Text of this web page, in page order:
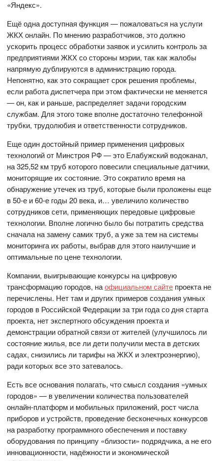
«Яндекс».
Ещё одна доступная функция — пожаловаться на услуги
ЖКХ онлайн. По мнению разработчиков, это должно
ускорить процесс обработки заявок и усилить контроль за
предприятиями ЖКХ со стороны мэрии, так как жалобы
напрямую дублируются в администрацию города.
Непонятно, как это сокращает срок решения проблемы,
если работа диспетчера при этом фактически не меняется
— он, как и раньше, распределяет задачи городским
службам. Для этого тоже вполне достаточно телефонной
трубки, трудолюбия и ответственности сотрудников.
Еще один достойный пример применения цифровых
технологий от Минстроя РФ — это Елабужский водоканал,
на 325,52 км труб которого повесили специальные датчики,
мониторящие их состояние. Это сократило время на
обнаружение утечек из труб, которые были проложены еще
в 50-е и 60-е годы 20 века, и… увеличило количество
сотрудников сети, применяющих передовые цифровые
технологии. Вполне логично было бы потратить средства
сначала на замену самих труб, а уже за тем на системы
мониторинга их работы, выбрав для этого наилучшие и
оптимальные по цене технологии.
Компании, выигрывающие конкурсы на цифровую
трансформацию городов, наофициальном сайте проекта не
перечислены. Нет там и других примеров создания умных
городов в Российской Федерации за три года со дня старта
проекта, нет экспертного обсуждения проекта и
демонстрации обратной связи от жителей (улучшилось ли
состояние жилья, все ли дети получили места в детских
садах, снизились ли тарифы на ЖКХ и электроэнергию),
ради которых все это затевалось.
Есть все основания полагать, что смысл создания «умных
городов» — в увеличении количества пользователей
онлайн-платформ и мобильных приложений, рост числа
приборов и устройств, проведение бесконечных конкурсов
на разработку программного обеспечения и поставку
оборудования по принципу «близости» подрядчика, а не его
инновационности, надёжности и экономической